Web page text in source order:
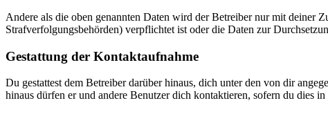
Andere als die oben genannten Daten wird der Betreiber nur mit deiner
Strafverfolgungsbehörden) verpflichtet ist oder die Daten zur
Gestattung der Kontaktaufnahme
Du gestattest dem Betreiber darüber hinaus, dich unter den von dir
hinaus dürfen er und andere Benutzer dich kontaktieren, sofern du dies